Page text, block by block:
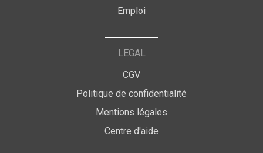
Emploi
LEGAL
CGV
Politique de confidentialité
Mentions légales
Centre d'aide